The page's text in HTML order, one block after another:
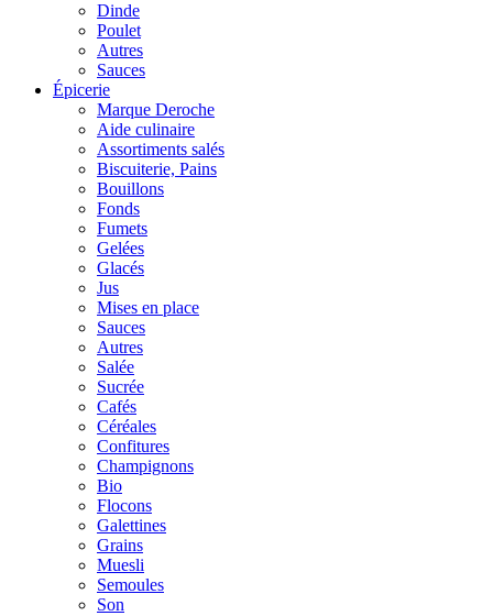
Dinde
Poulet
Autres
Sauces
Épicerie
Marque Deroche
Aide culinaire
Assortiments salés
Biscuiterie, Pains
Bouillons
Fonds
Fumets
Gelées
Glacés
Jus
Mises en place
Sauces
Autres
Salée
Sucrée
Cafés
Céréales
Confitures
Champignons
Bio
Flocons
Galettines
Grains
Muesli
Semoules
Son